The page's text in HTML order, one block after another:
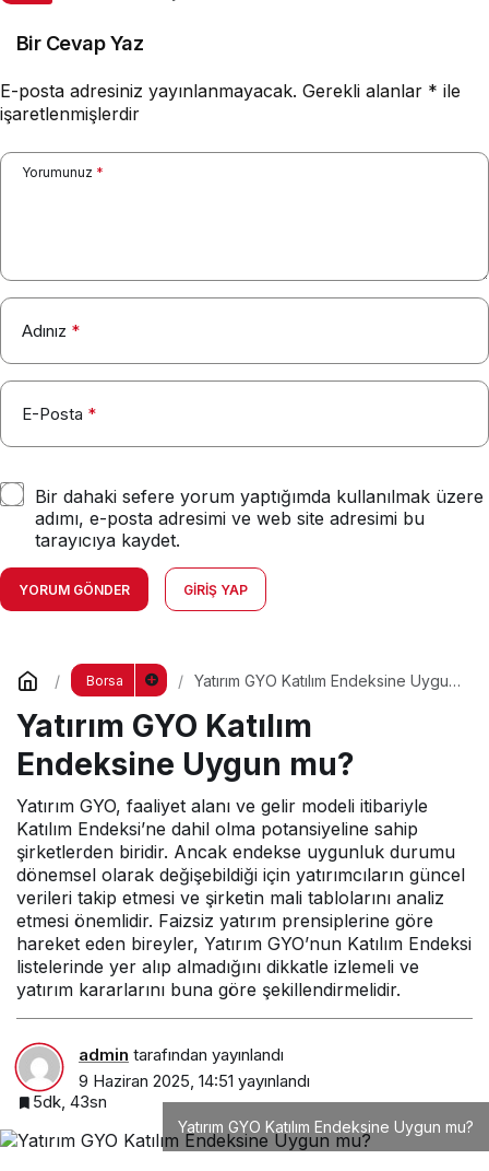
Bir Cevap Yaz
E-posta adresiniz yayınlanmayacak. Gerekli alanlar * ile
işaretlenmişlerdir
Yorumunuz *
Adınız *
E-Posta *
Bir dahaki sefere yorum yaptığımda kullanılmak üzere
adımı, e-posta adresimi ve web site adresimi bu
tarayıcıya kaydet.
YORUM GÖNDER GIRIŞ YAP
Borsa
Yatırım GYO Katılım Endeksine Uygun
Yatırım GYO Katılım
Endeksine Uygun mu?
Yatırım GYO, faaliyet alanı ve gelir modeli itibariyle
Katılım Endeksi’ne dahil olma potansiyeline sahip
şirketlerden biridir. Ancak endekse uygunluk durumu
dönemsel olarak değişebildiği için yatırımcıların güncel
verileri takip etmesi ve şirketin mali tablolarını analiz
etmesi önemlidir. Faizsiz yatırım prensiplerine göre
hareket eden bireyler, Yatırım GYO’nun Katılım Endeksi
listelerinde yer alıp almadığını dikkatle izlemeli ve
yatırım kararlarını buna göre şekillendirmelidir.
admin tarafından yayınlandı
9 Haziran 2025, 14:51 yayınlandı
5dk, 43sn
Yatırım GYO Katılım Endeksine Uygun mu?